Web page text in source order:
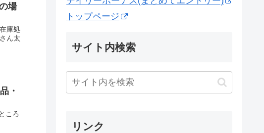
場
庫処
ん太
・
ころ
トップページ
サイト内検索
リンク